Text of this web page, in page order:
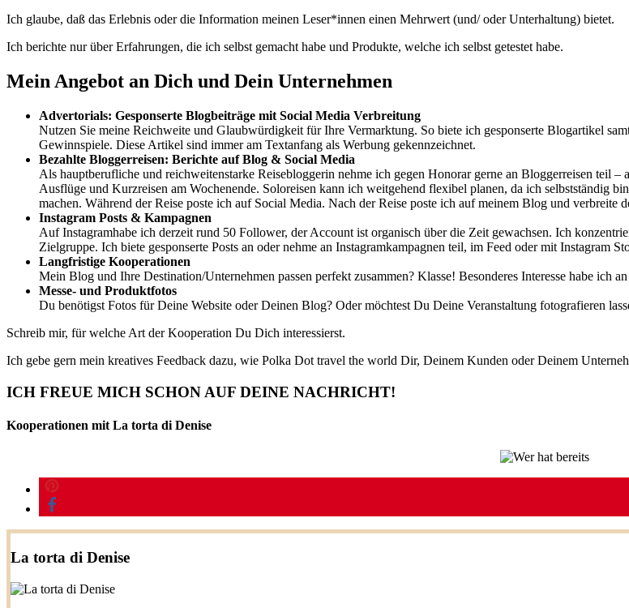
Ich glaube, daß das Erlebnis oder die Information meinen Leser*innen einen Mehrwert (und/ oder Unterhaltung) bietet.
Ich berichte nur über Erfahrungen, die ich selbst gemacht habe und Produkte, welche ich selbst getestet habe.
Mein Angebot an Dich und Dein Unternehmen
Advertorials: Gesponserte Blogbeiträge mit Social Media Verbreitung
Nutzen Sie meine Reichweite und Glaubwürdigkeit für Ihre Vermarktung. So biete ich gesponserte Blogartikel
Gewinnspiele. Diese Artikel sind immer am Textanfang als Werbung gekennzeichnet.
Bezahlte Bloggerreisen: Berichte auf Blog & Social Media
Als hauptberufliche und reichweitenstarke Reisebloggerin nehme ich gegen Honorar gerne an Bloggerreisen teil
Ausflüge und Kurzreisen am Wochenende. Soloreisen kann ich weitgehend flexibel planen, da ich selbstständig
machen. Während der Reise poste ich auf Social Media. Nach der Reise poste ich auf meinem Blog und verbreite
Instagram Posts & Kampagnen
Auf Instagramhabe ich derzeit rund 50 Follower, der Account ist organisch über die Zeit gewachsen. Ich
Zielgruppe. Ich biete gesponserte Posts an oder nehme an Instagramkampagnen teil, im Feed oder mit Instagram
Langfristige Kooperationen
Mein Blog und Ihre Destination/Unternehmen passen perfekt zusammen? Klasse! Besonderes Interesse habe ich
Messe- und Produktfotos
Du benötigst Fotos für Deine Website oder Deinen Blog? Oder möchtest Du Deine Veranstaltung fotografieren
Schreib mir, für welche Art der Kooperation Du Dich interessierst.
Ich gebe gern mein kreatives Feedback dazu, wie Polka Dot travel the world Dir, Deinem Kunden oder Deinem
ICH FREUE MICH SCHON AUF DEINE NACHRICHT!
Kooperationen mit La torta di Denise
La torta di Denise